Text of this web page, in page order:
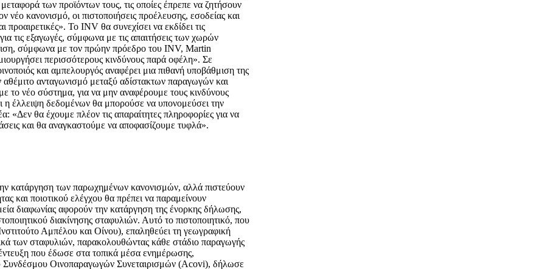
των προϊόντων τους, τις οποίες έπρεπε να ζητήσουν
νέο κανονισμό, οι πιστοποιήσεις προέλευσης, εσοδείας και
προαιρετικές». Το INV θα συνεχίσει να εκδίδει τις
τις εξαγωγές, σύμφωνα με τις απαιτήσεις των χωρών
σύμφωνα με τον πρώην πρόεδρο του INV, Martin
περισσότερους κινδύνους παρά οφέλη». Σε
και αμπελουργός αναφέρει μια πιθανή υποβάθμιση της
αθέμιτο ανταγωνισμό μεταξύ αδίστακτων παραγωγών και
το νέο σύστημα, για να μην αναφέρουμε τους κινδύνους
η έλλειψη δεδομένων θα μπορούσε να υπονομεύσει την
«Δεν θα έχουμε πλέον τις απαραίτητες πληροφορίες για να
και θα αναγκαστούμε να αποφασίζουμε τυφλά».
κατάργηση των παρωχημένων κανονισμών, αλλά πιστεύουν
και ποιοτικού ελέγχου θα πρέπει να παραμείνουν
διαφωνίας αφορούν την κατάργηση της ένορκης δήλωσης,
διακίνησης σταφυλιών. Αυτό το πιστοποιητικό, που
Αμπέλου και Οίνου), επαληθεύει τη γεωγραφική
των σταφυλιών, παρακολουθώντας κάθε στάδιο παραγωγής
που έδωσε στα τοπικά μέσα ενημέρωσης,
Συνδέσμου Οινοπαραγωγών Συνεταιρισμών (Acovi), δήλωσε